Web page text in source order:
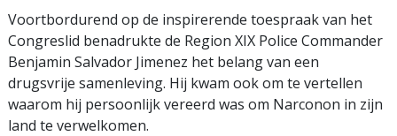
Voortbordurend op de inspirerende toespraak van het
Congreslid benadrukte de Region XIX Police Commander
Benjamin Salvador Jimenez het belang van een
drugsvrije samenleving. Hij kwam ook om te vertellen
waarom hij persoonlijk vereerd was om Narconon in zijn
land te verwelkomen.